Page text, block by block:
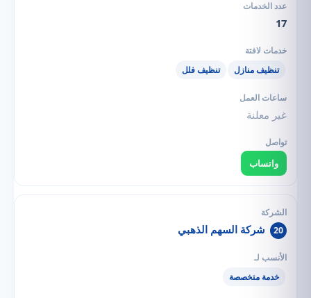
17
تنظيف منازل تنظيف فلل
غير معلنة
واتساب
20 شركة السهم الذهبي
خدمة متخصصة